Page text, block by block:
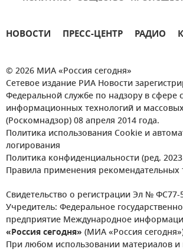
НОВОСТИ ПРЕСС-ЦЕНТР РАДИО
© 2026 МИА «Россия сегодня»
Сетевое издание РИА Новости
Федеральной службе по надзору в сфере
информационных технологий и
(Роскомнадзор) 08 апреля 2014 года.
Политика использования Cookie и
логирования
Политика конфиденциальности (ред. 2023
Правила применения рекомендательных
Свидетельство о регистрации Эл № ФС77-
Учредитель: Федеральное
предприятие Международное
«Россия сегодня» (МИА «Россия
При любом использовании материалов и